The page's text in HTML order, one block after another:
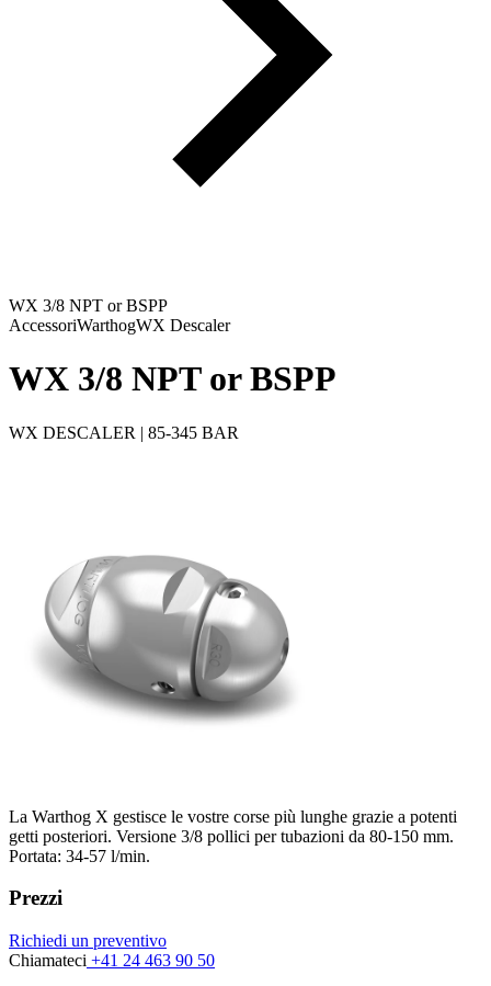
WX 3/8 NPT or BSPP
AccessoriWarthogWX Descaler
WX 3/8 NPT or BSPP
WX DESCALER | 85-345 BAR
La Warthog X gestisce le vostre corse più lunghe grazie a potenti
getti posteriori. Versione 3/8 pollici per tubazioni da 80-150 mm.
Portata: 34-57 l/min.
Prezzi
Richiedi un preventivo
Chiamateci +41 24 463 90 50